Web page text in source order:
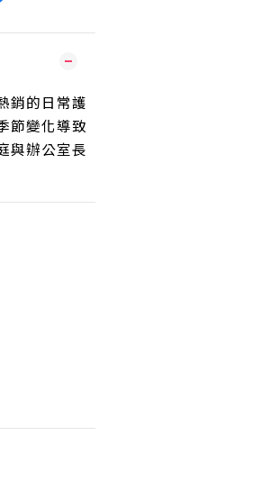
銷的日常護
節變化導致
與辦公室長